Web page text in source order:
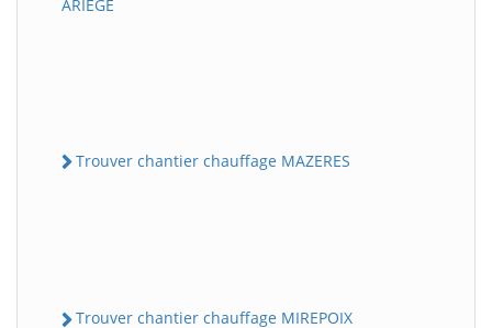
ARIEGE
Trouver chantier chauffage MAZERES
Trouver chantier chauffage MIREPOIX